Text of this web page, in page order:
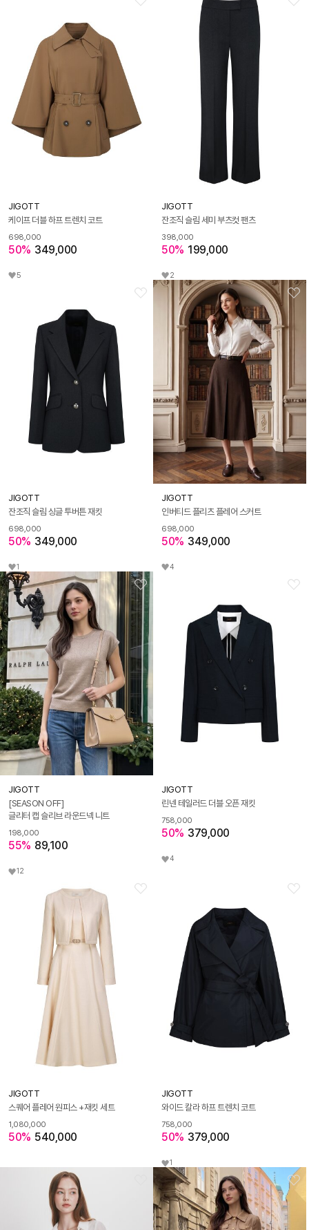
JIGOTT
케이프 더블 하프 트렌치 코트
698,000
50% 349,000
5
JIGOTT
잔조직 슬림 세미 부츠컷 팬츠
398,000
50% 199,000
2
JIGOTT
잔조직 슬림 싱글 투버튼 재킷
698,000
50% 349,000
1
JIGOTT
인버티드 플리츠 플레어 스커트
698,000
50% 349,000
4
JIGOTT
[SEASON OFF]
글리터 캡 슬리브 라운드넥 니트
198,000
55% 89,100
12
JIGOTT
린넨 테일러드 더블 오픈 재킷
758,000
50% 379,000
4
JIGOTT
스퀘어 플레어 원피스 +재킷 세트
1,080,000
50% 540,000
JIGOTT
와이드 칼라 하프 트렌치 코트
758,000
50% 379,000
1